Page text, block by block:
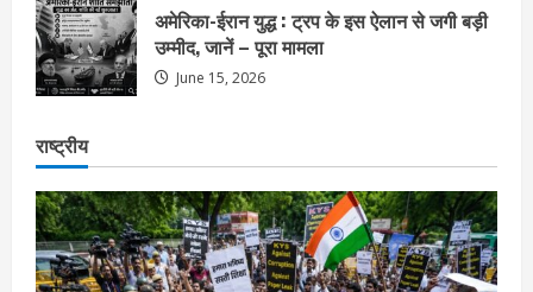
अमेरिका-ईरान युद्ध : ट्रप के इस ऐलान से जगी बड़ी
उम्मीद, जानें – पूरा मामला
June 15, 2026
राष्ट्रीय